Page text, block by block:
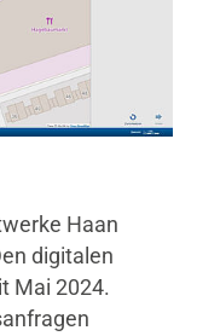
Haan
digitalen
Mai 2024.